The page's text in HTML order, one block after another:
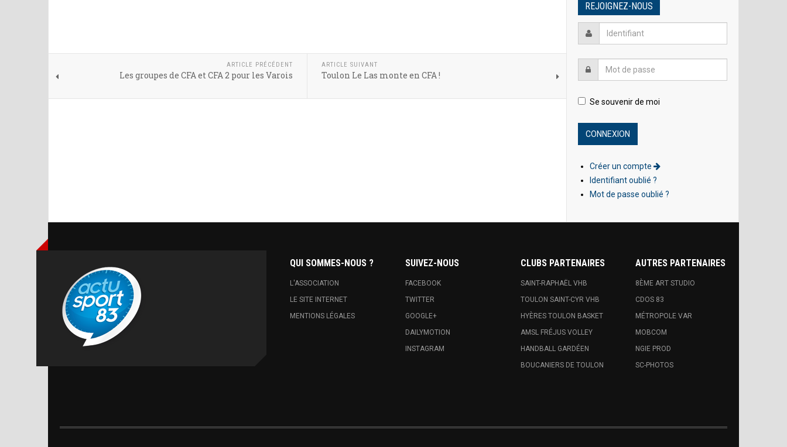
ARTICLE PRÉCÉDENT
Les groupes de CFA et CFA 2 pour les Varois
ARTICLE SUIVANT
Toulon Le Las monte en CFA !
REJOIGNEZ-NOUS
Se souvenir de moi
Créer un compte
Identifiant oublié ?
Mot de passe oublié ?
QUI SOMMES-NOUS ?
L'ASSOCIATION
LE SITE INTERNET
MENTIONS LÉGALES
SUIVEZ-NOUS
FACEBOOK
TWITTER
GOOGLE+
DAILYMOTION
INSTAGRAM
CLUBS PARTENAIRES
SAINT-RAPHAËL VHB
TOULON SAINT-CYR VHB
HYÈRES TOULON BASKET
AMSL FRÉJUS VOLLEY
HANDBALL GARDÉEN
BOUCANIERS DE TOULON
AUTRES PARTENAIRES
8ÈME ART STUDIO
CDOS 83
MÉTROPOLE VAR
MOBCOM
NGIE PROD
SC-PHOTOS